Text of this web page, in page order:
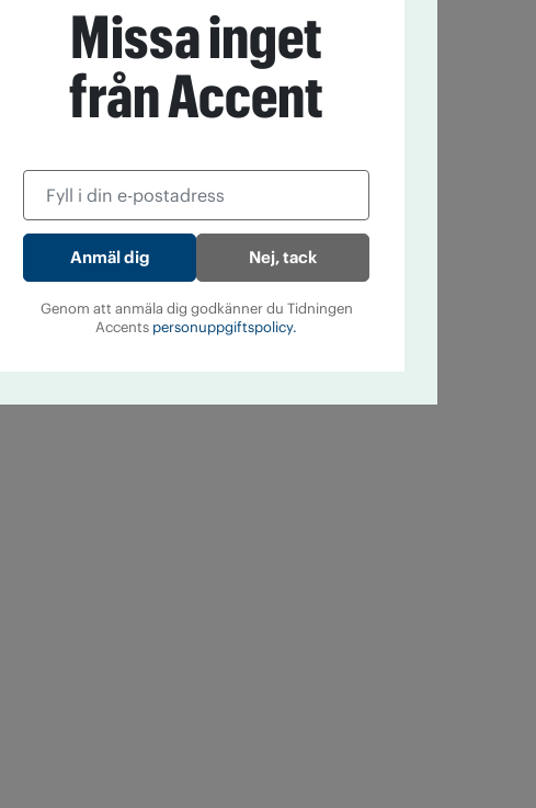
Missa inget
från Accent
Nej, tack
Genom att anmäla dig godkänner du Tidningen
Accents personuppgiftspolicy.